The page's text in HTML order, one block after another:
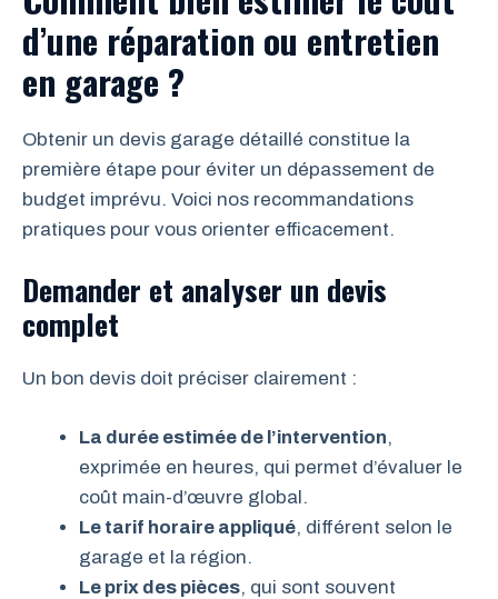
d’une réparation ou entretien
en garage ?
Obtenir un devis garage détaillé constitue la
première étape pour éviter un dépassement de
budget imprévu. Voici nos recommandations
pratiques pour vous orienter efficacement.
Demander et analyser un devis
complet
Un bon devis doit préciser clairement :
La durée estimée de l’intervention,
exprimée en heures, qui permet d’évaluer le
coût main-d’œuvre global.
Le tarif horaire appliqué, différent selon le
garage et la région.
Le prix des pièces, qui sont souvent